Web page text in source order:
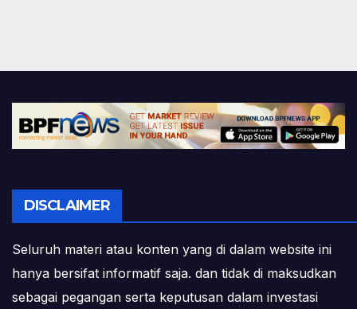
DISCLAIMER
Seluruh materi atau konten yang di dalam website ini
hanya bersifat informatif saja. dan tidak di maksudkan
sebagai pegangan serta keputusan dalam investasi